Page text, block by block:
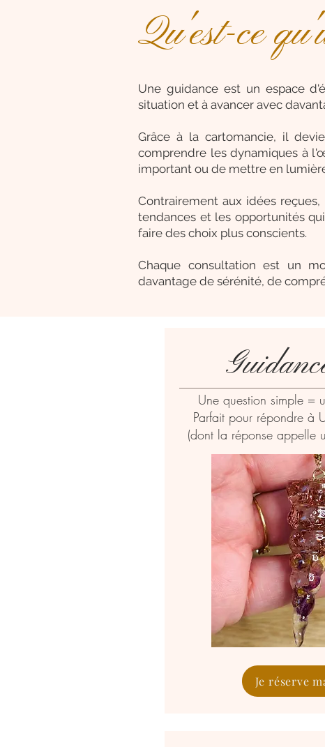
Qu'est-ce
Une guidance est un espace
situation et à avancer avec
Grâce à la cartomancie, il
comprendre les dynamiques à
important ou de mettre en
Contrairement aux idées
tendances et les opportunités
faire des choix plus conscients.
Chaque consultation est un
davantage de sérénité, de
Une question simple =
Parfait pour répondre à
(dont la réponse
Je réserve